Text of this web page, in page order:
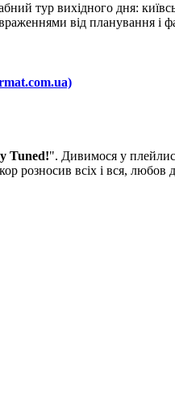
тур вихідного дня:
від планування і
Tuned!". Дивимося у
розносив всіх і вся,